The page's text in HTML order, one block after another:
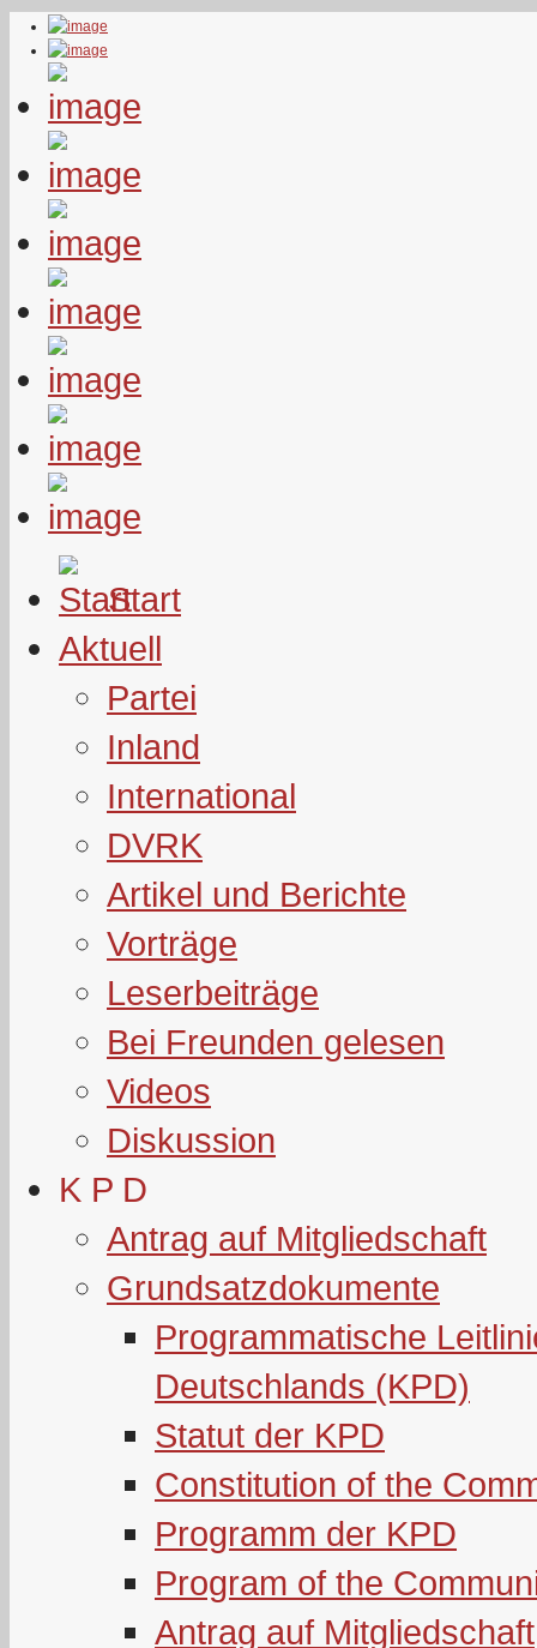
Start
Aktuell
Partei
Inland
International
DVRK
Artikel und Berichte
Vorträge
Leserbeiträge
Bei Freunden gelesen
Videos
Diskussion
K P D
Antrag auf Mitgliedschaft
Grundsatzdokumente
Programmatische
Deutschlands (KPD)
Statut der KPD
Constitution of the
Programm der KPD
Program of the
Antrag auf Mitgliedschaft